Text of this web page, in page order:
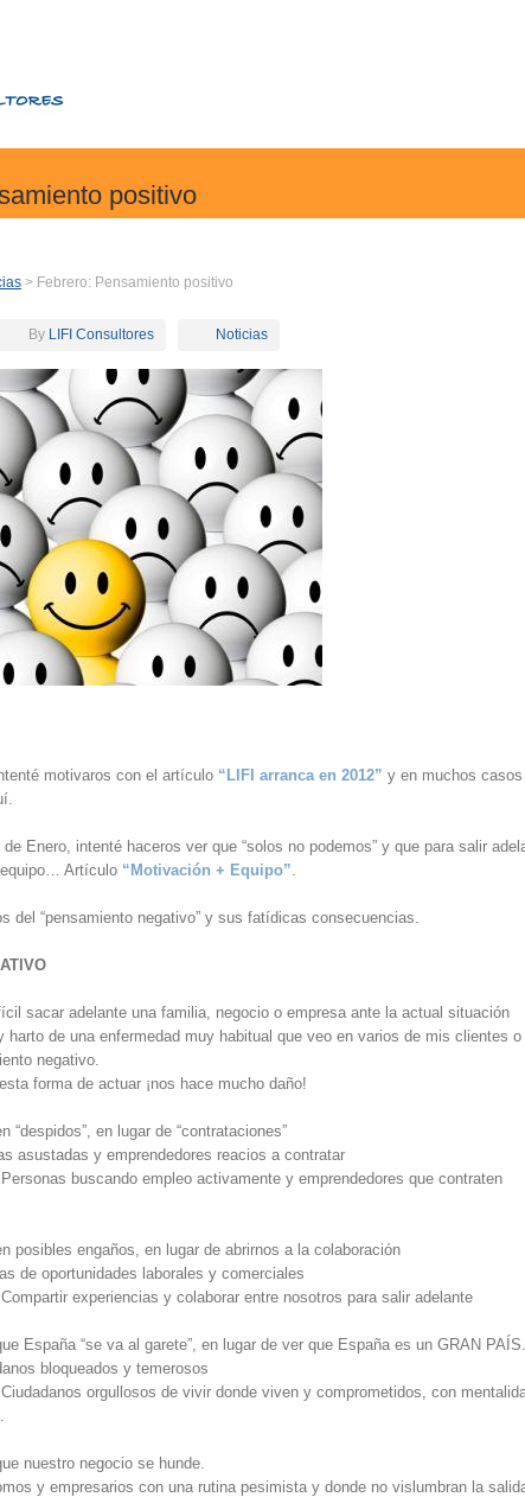
positivo
> Febrero: Pensamiento positivo
By LIFI Consultores Noticias
motivaros con el artículo “LIFI arranca en 2012” y en muchos
Enero, intenté haceros ver que “solos no podemos” y que para salir
Artículo “Motivación + Equipo”.
del “pensamiento negativo” y sus fatídicas consecuencias.
sacar adelante una familia, negocio o empresa ante la actual situación
harto de una enfermedad muy habitual que veo en varios de mis clientes o
negativo.
forma de actuar ¡nos hace mucho daño!
“despidos”, en lugar de “contrataciones”
asustadas y emprendedores reacios a contratar
buscando empleo activamente y emprendedores que contraten
posibles engaños, en lugar de abrirnos a la colaboración
de oportunidades laborales y comerciales
experiencias y colaborar entre nosotros para salir adelante
España “se va al garete”, en lugar de ver que España es un GRAN PAÍS.
bloqueados y temerosos
orgullosos de vivir donde viven y comprometidos, con
nuestro negocio se hunde.
y empresarios con una rutina pesimista y donde no vislumbran la